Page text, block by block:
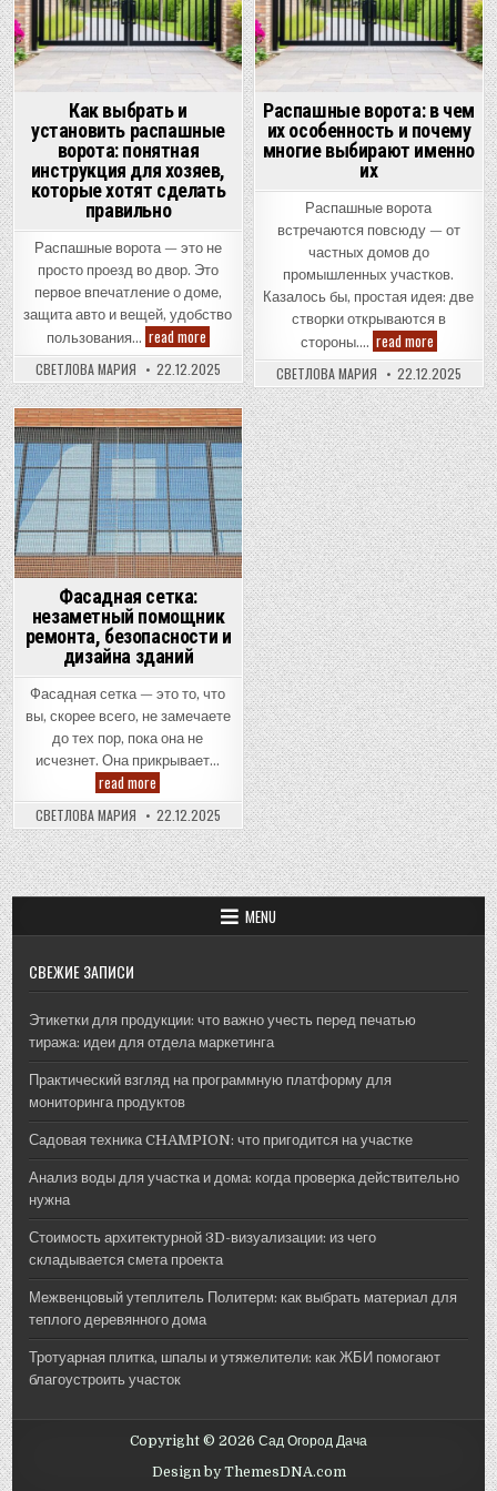
Как выбрать и
установить распашные
ворота: понятная
инструкция для хозяев,
которые хотят сделать
правильно
Распашные ворота — это не
просто проезд во двор. Это
первое впечатление о доме,
защита авто и вещей, удобство
пользования… read moreКак
выбрать
и
установить
распашные
ворота:
понятная
инструкция
для
хозяев,
которые
хотят
сделать
правильно
СВЕТЛОВА МАРИЯ 22.12.2025
Распашные ворота: в чем
их особенность и почему
многие выбирают именно
их
Распашные ворота
встречаются повсюду — от
частных домов до
промышленных участков.
Казалось бы, простая идея: две
створки открываются в
стороны…. read more
ворота:
в
чем
их
и
почему
многие
выбирают
именно
их
СВЕТЛОВА МАРИЯ 22.12.2025
Posted
in
Фасадная сетка:
незаметный помощник
ремонта, безопасности и
дизайна зданий
Фасадная сетка — это то, что
вы, скорее всего, не замечаете
до тех пор, пока она не
исчезнет. Она прикрывает…
read more
сетка:
незаметный
помощник
ремонта,
безопасности
и
дизайна
зданий
СВЕТЛОВА МАРИЯ 22.12.2025
MENU
СВЕЖИЕ ЗАПИСИ
Этикетки для продукции: что важно учесть перед печатью
тиража: идеи для отдела маркетинга
Практический взгляд на программную платформу для
мониторинга продуктов
Садовая техника CHAMPION: что пригодится на участке
Анализ воды для участка и дома: когда проверка действительно
нужна
Стоимость архитектурной 3D-визуализации: из чего
складывается смета проекта
Межвенцовый утеплитель Политерм: как выбрать материал для
теплого деревянного дома
Тротуарная плитка, шпалы и утяжелители: как ЖБИ помогают
благоустроить участок
Copyright © 2026 Сад Огород Дача
Design by ThemesDNA.com